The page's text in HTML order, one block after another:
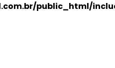
public_html/